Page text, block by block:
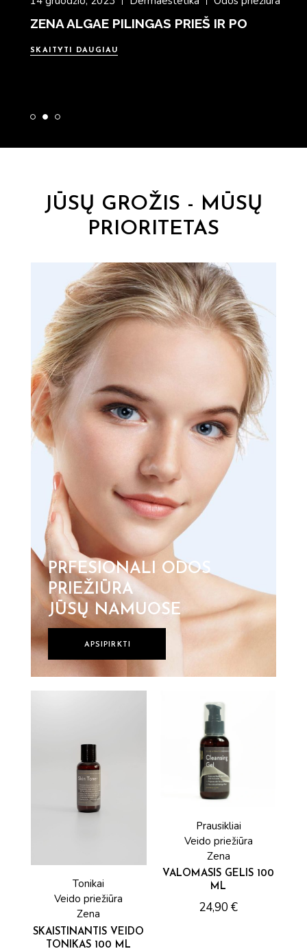
ZENA ALGAE PILINGAS PRIEŠ IR PO
SKAITYTI DAUGIAU
JŪSŲ GROŽIS - MŪSŲ
PRIORITETAS
PRFESIONALI ODOS
PRIEŽIŪRA
JŪSŲ NAMUOSE
APSIPIRKTI
Tonikai
Veido priežiūra
Zena
SKAISTINANTIS VEIDO
TONIKAS 100 ML
Prausikliai
Veido priežiūra
Zena
VALOMASIS GELIS 100
ML
24,90€